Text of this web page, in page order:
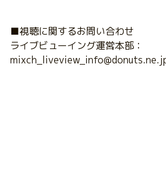
■視聴に関するお問い合わせ
ライブビューイング運営本部：